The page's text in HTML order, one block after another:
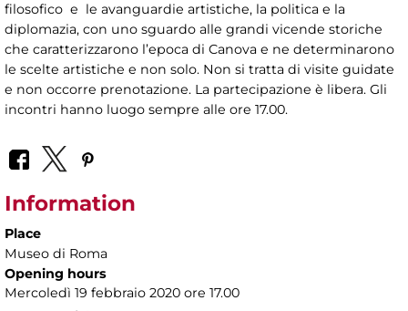
filosofico e le avanguardie artistiche, la politica e la
diplomazia, con uno sguardo alle grandi vicende storiche
che caratterizzarono l’epoca di Canova e ne determinarono
le scelte artistiche e non solo. Non si tratta di visite guidate
e non occorre prenotazione. La partecipazione è libera. Gli
incontri hanno luogo sempre alle ore 17.00.
Information
Place
Museo di Roma
Opening hours
Mercoledì 19 febbraio 2020 ore 17.00